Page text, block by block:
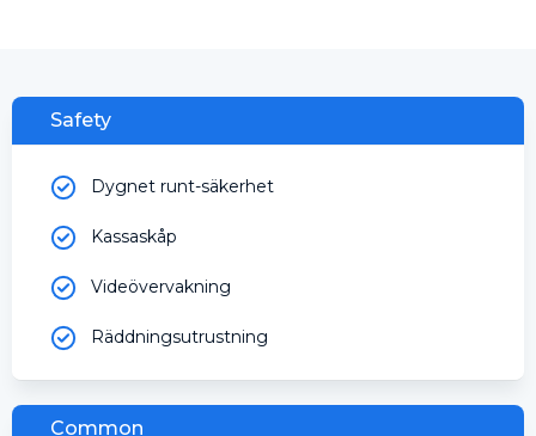
Safety
Dygnet runt-säkerhet
Kassaskåp
Videövervakning
Räddningsutrustning
Common